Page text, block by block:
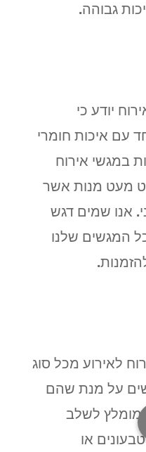
גבוהה.
יודע כי
עם איכות חומרי
במגשי אירוח
מעט מנות אשר
אנו שמים דגש
המגשים שלנו
לאירוע מכל סוג
על מנת שהם
מומלץ לשלב
או